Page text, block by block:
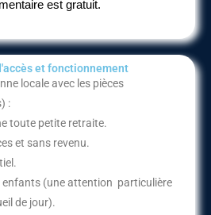
est gratuit.
et fonctionnement​
locale avec les pièces
:
toute petite retraite.
et sans revenu.
enfants (une attention particulière
de jour).